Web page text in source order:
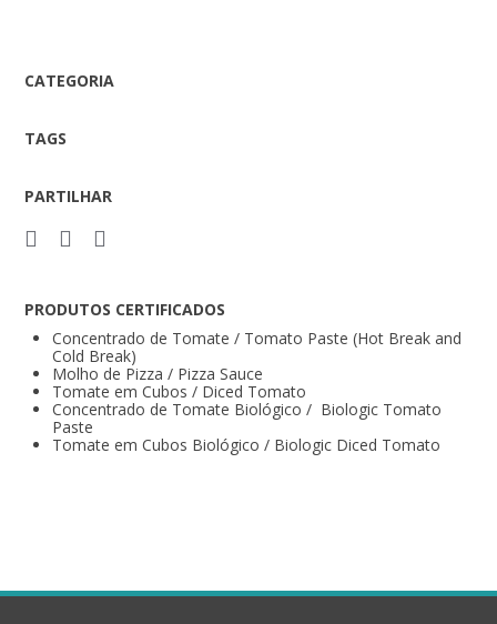
CATEGORIA
TAGS
PARTILHAR
PRODUTOS CERTIFICADOS
Concentrado de Tomate / Tomato Paste (Hot Break and
Cold Break)
Molho de Pizza / Pizza Sauce
Tomate em Cubos / Diced Tomato
Concentrado de Tomate Biológico / Biologic Tomato
Paste
Tomate em Cubos Biológico / Biologic Diced Tomato